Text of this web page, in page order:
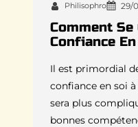
Philisophro 29/
Comment
Confiance
Il est primordial
confiance en soi à
sera plus
bonnes